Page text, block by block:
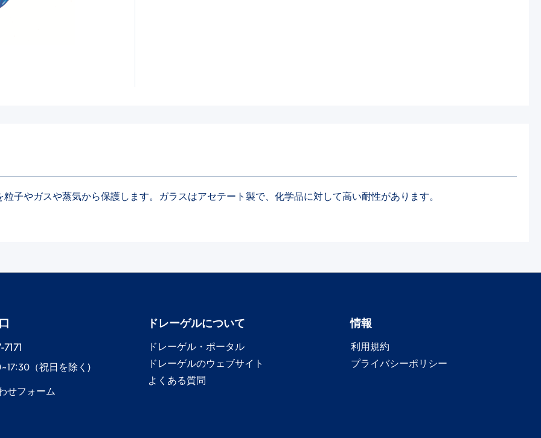
子やガスや蒸気から保護します。ガラスはアセテート製で、化学品に対して高い耐性があります。
（祝日を除く)
せフォーム
ドレーゲル​について
ドレーゲル​・ポータル
ドレーゲル​のウェブサイト
よくある質問
情報
利用規約
プライバシーポリシー